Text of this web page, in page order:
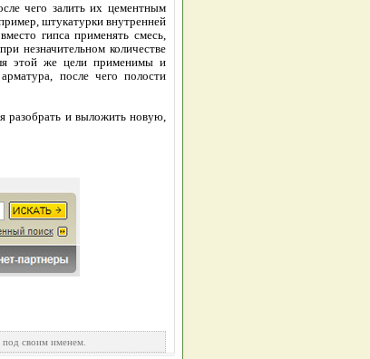
чего залить их цементным
штукатурки внутренней
гипса применять смесь,
незначительном количестве
этой же цели применимы и
после чего полости
разобрать и выложить новую,
под своим именем.